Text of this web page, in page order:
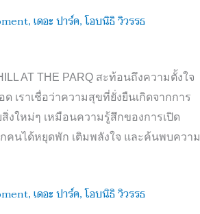
AT THE PARQ สะท้อนถึงความตั้งใจ
เราเชื่อว่าความสุขที่ยั่งยืนเกิดจากการ
งใหม่ๆ เหมือนความรู้สึกของการเปิด
คนได้หยุดพัก เติมพลังใจ และค้นพบความ